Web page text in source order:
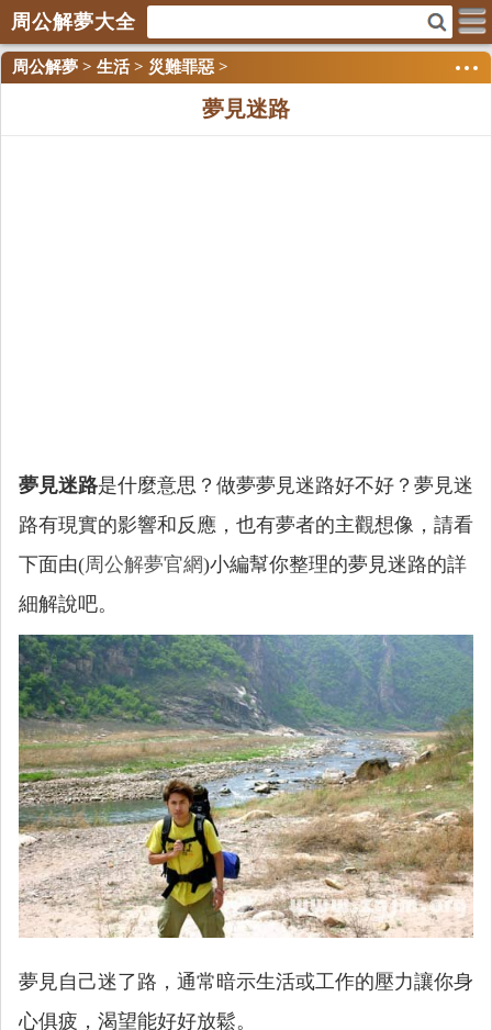
周公解夢大全
周公解夢 > 生活> 災難罪惡 >
夢見迷路
夢見迷路是什麼意思？做夢夢見迷路好不好？夢見迷
路有現實的影響和反應，也有夢者的主觀想像，請看
下面由(周公解夢官網)小編幫你整理的夢見迷路的詳
細解說吧。
夢見自己迷了路，通常暗示生活或工作的壓力讓你身
心俱疲，渴望能好好放鬆。